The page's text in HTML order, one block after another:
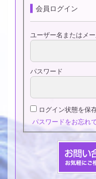
会員ログイン
ユーザー名またはメ
パスワード
ログイン状態を保
パスワードをお忘れ